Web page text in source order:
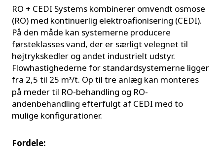
RO + CEDI Systems kombinerer omvendt osmose
(RO) med kontinuerlig elektroafionisering (CEDI).
På den måde kan systemerne producere
førsteklasses vand, der er særligt velegnet til
højtrykskedler og andet industrielt udstyr.
Flowhastighederne for standardsystemerne ligger
fra 2,5 til 25 m³/t. Op til tre anlæg kan monteres
på meder til RO-behandling og RO-
andenbehandling efterfulgt af CEDI med to
mulige konfigurationer.
Fordele: